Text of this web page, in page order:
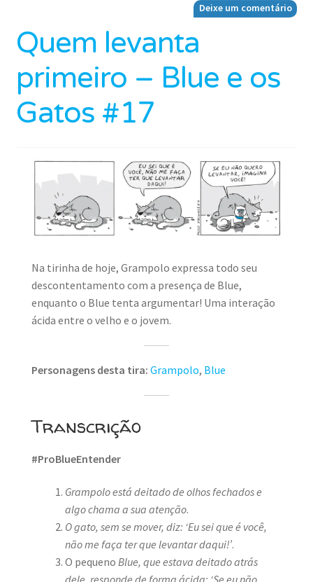
Deixe um comentário
Quem levanta
primeiro – Blue e os
Gatos #17
Na tirinha de hoje, Grampolo expressa todo seu
descontentamento com a presença de Blue,
enquanto o Blue tenta argumentar! Uma interação
ácida entre o velho e o jovem.
Personagens desta tira: Grampolo, Blue
Transcrição
#ProBlueEntender
Grampolo está deitado de olhos fechados e
algo chama a sua atenção.
O gato, sem se mover, diz: ‘Eu sei que é você,
não me faça ter que levantar daqui!’.
O pequeno Blue, que estava deitado atrás